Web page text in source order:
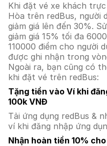
Khi đặt vé xe khách
Hòa trên redBus, người
giảm giá lên đến 30%.
giảm giá 15% tối đa
110000 điểm cho người
được ghi nhận trong
Ngoài ra, bạn cũng có
khi đặt vé trên redBus:
Tặng tiền vào Ví khi
100k VNĐ
Tải ứng dụng redBus &
ví khi đăng nhập ứng
Nhận hoàn tiền 10%